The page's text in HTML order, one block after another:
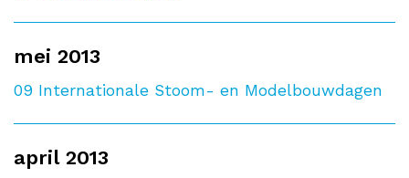
mei 2013
09 Internationale Stoom- en Modelbouwdagen
april 2013